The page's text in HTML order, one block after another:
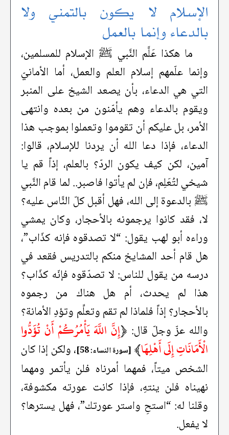
الإسلام لا يكون بالتمني ولا
بالدعاء وإنما بالعمل
ما هكذا عَلَّم النَّبي ﷺ الإسلام للمسلمين،
وإنما علّمهم إسلام العلم والعمل، أما الأمانيّ
التي هي الدعاء، بأن يصعد الشيخ على المنبر
ويقوم بالدعاء وهم يأمّنون من بعده وانتهى
الأمر، بل عليكم أن تقوموا وتعملوا بموجب هذا
الدعاء، فإذا دعا الله أن يردنا للإسلام، قالوا:
آمين، لكن كيف يكون الردّ؟ بالعلم، إذاً قم يا
شيخي لتُعَلِم، فإن لم يأتوا فاصبر.. لما قام النَّبي
ﷺ بالدعوة إلى الله، فهل أقبل كلّ النَّاس عليه؟
لا، فقد كانوا يرجمونه بالأحجار، وكان يمشي
وراءه أبو لهب يقول: “لا تصدقوه فإنه كذّاب”،
هل قام أحد المشايخ منكم بالتدريس فقعد في
درسه من يقول للناس: لا تصدّقوه فإنّه كذّاب؟
هذا لم يحدث، أم هل هناك من رجموه
بالأحجار؟ إذاً فلماذا لم تقم وتعلِّم وتؤدِ الأمانة؟
والله عزّ وجلّ قال: ﴿إِنَّ اللَّهَ يَأْمُرُكُمْ أَنْ تُؤَدُّوا
الْأَمَانَاتِ إِلَى أَهْلِهَا﴾ [سورة النساء: 58]
، ولكن إذا كان
الشخص ميتاً، فمهما أمرناه فلن يأتمر ومهما
نهيناه فلن ينتهِ، فإذا كانت عورته مكشوفة،
وقلنا له: “استحِ واستر عورتك”، فهل يسترها؟
لا يفعل.